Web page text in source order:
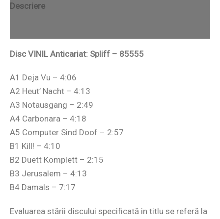
Descriere
Disc VINIL Anticariat: Spliff – 85555
A1 Deja Vu – 4:06
A2 Heut’ Nacht – 4:13
A3 Notausgang – 2:49
A4 Carbonara – 4:18
A5 Computer Sind Doof – 2:57
B1 Kill! – 4:10
B2 Duett Komplett – 2:15
B3 Jerusalem – 4:13
B4 Damals – 7:17
Evaluarea stării discului specificată in titlu se referă la